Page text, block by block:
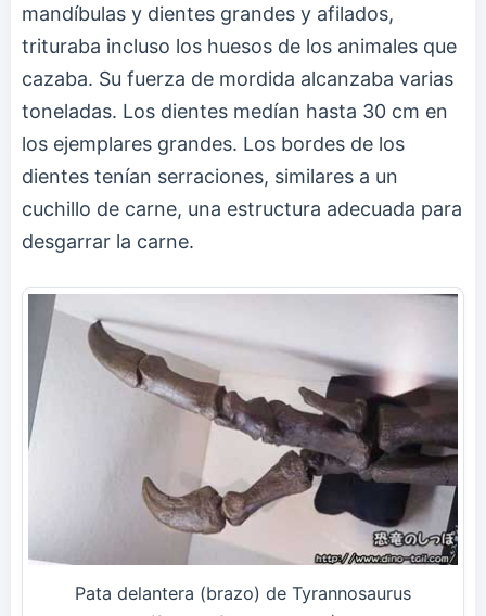
mandíbulas y dientes grandes y afilados,
trituraba incluso los huesos de los animales que
cazaba. Su fuerza de mordida alcanzaba varias
toneladas. Los dientes medían hasta 30 cm en
los ejemplares grandes. Los bordes de los
dientes tenían serraciones, similares a un
cuchillo de carne, una estructura adecuada para
desgarrar la carne.
Pata delantera (brazo) de Tyrannosaurus